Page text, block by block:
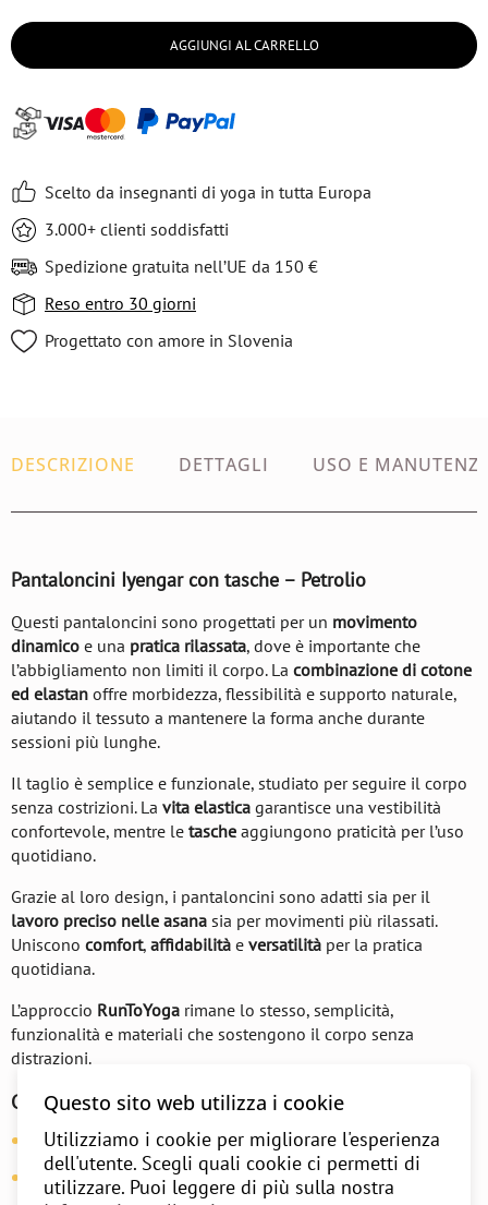
Questo sito web utilizza i cookie
Utilizziamo i cookie per migliorare l'esperienza
dell'utente. Scegli quali cookie ci permetti di
utilizzare. Puoi leggere di più sulla nostra
AGGIUNGI AL CARRELLO
Scelto da insegnanti di yoga in tutta Europa
3.000+ clienti soddisfatti
Spedizione gratuita nell’UE da 150 €
Reso entro 30 giorni
Progettato con amore in Slovenia
DESCRIZIONE DETTAGLI USO E
Pantaloncini Iyengar con tasche – Petrolio
Questi pantaloncini sono progettati per un movimento
dinamico e una pratica rilassata, dove è importante che
l’abbigliamento non limiti il corpo. La combinazione di cotone
ed elastan offre morbidezza, flessibilità e supporto naturale,
aiutando il tessuto a mantenere la forma anche durante
sessioni più lunghe.
Il taglio è semplice e funzionale, studiato per seguire il corpo
senza costrizioni. La vita elastica garantisce una vestibilità
confortevole, mentre le tasche aggiungono praticità per l’uso
quotidiano.
Grazie al loro design, i pantaloncini sono adatti sia per il
lavoro preciso nelle asana sia per movimenti più rilassati.
Uniscono comfort, affidabilità e versatilità per la pratica
quotidiana.
L’approccio RunToYoga rimane lo stesso, semplicità,
funzionalità e materiali che sostengono il corpo senza
distrazioni.
Caratteristiche:
Materiale:95% cotone, 5% elastan
Vestibilità:morbida, funzionale